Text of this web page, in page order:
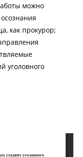
можно
как прокурор;
уголовного